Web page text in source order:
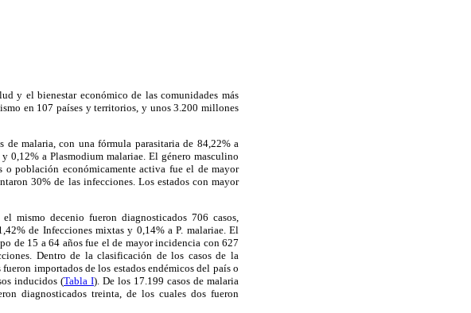
y el bienestar económico de las comunidades más
en 107 países y territorios, y unos 3.200 millones
malaria, con una fórmula parasitaria de 84,22% a
0,12% a Plasmodium malariae. El género masculino
población económicamente activa fue el de mayor
30% de las infecciones. Los estados con mayor
mismo decenio fueron diagnosticados 706 casos,
de Infecciones mixtas y 0,14% a P. malariae. El
de 15 a 64 años fue el de mayor incidencia con 627
Dentro de la clasificación de los casos de la
importados de los estados endémicos del país o
inducidos (Tabla I). De los 17.199 casos de malaria
diagnosticados treinta, de los cuales dos fueron